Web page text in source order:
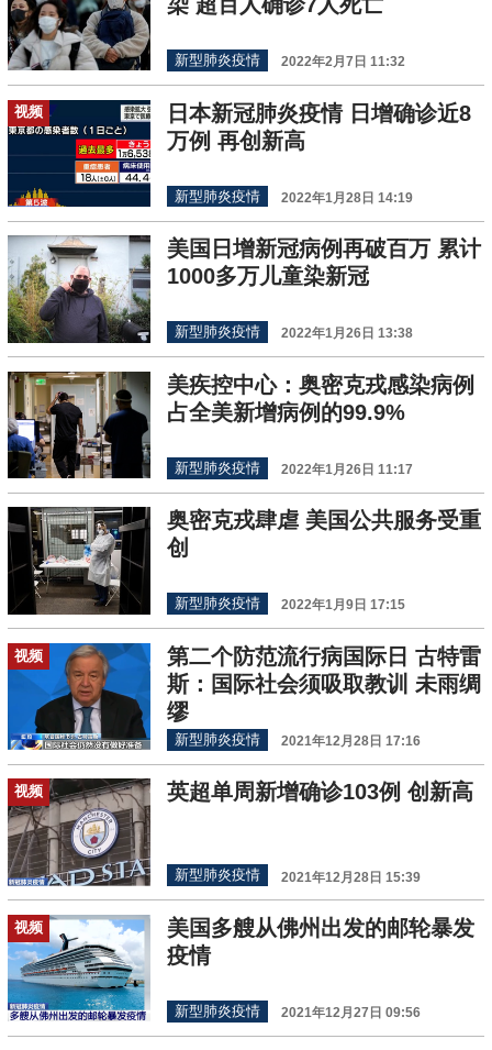
新型肺炎疫情 2022年2月7日 11:32
视频
日本新冠肺炎疫情 日增确诊近8
万例 再创新高
新型肺炎疫情 2022年1月28日 14:19
美国日增新冠病例再破百万 累计
1000多万儿童染新冠
新型肺炎疫情 2022年1月26日 13:38
美疾控中心：奥密克戎感染病例
占全美新增病例的99.9%
新型肺炎疫情 2022年1月26日 11:17
奥密克戎肆虐 美国公共服务受重
创
新型肺炎疫情 2022年1月9日 17:15
视频
第二个防范流行病国际日 古特雷
斯：国际社会须吸取教训 未雨绸
缪
新型肺炎疫情 2021年12月28日 17:16
视频 英超单周新增确诊103例 创新高
新型肺炎疫情 2021年12月28日 15:39
视频
美国多艘从佛州出发的邮轮暴发
疫情
新型肺炎疫情 2021年12月27日 09:56